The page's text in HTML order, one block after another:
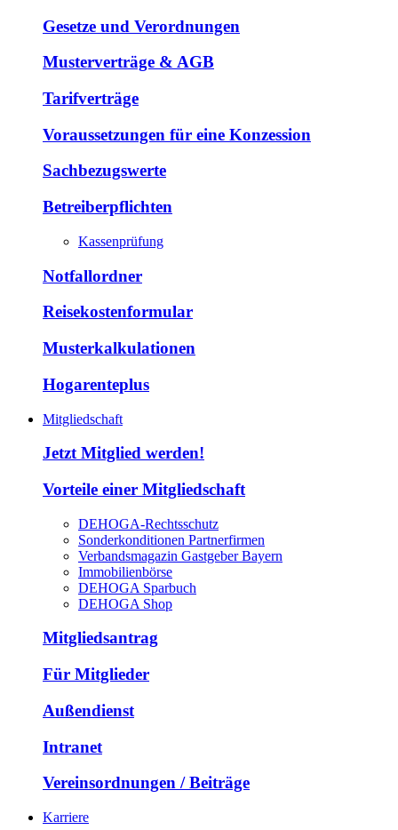
Gesetze und Verordnungen
Musterverträge & AGB
Tarifverträge
Voraussetzungen für eine Konzession
Sachbezugswerte
Betreiberpflichten
Kassenprüfung
Notfallordner
Reisekostenformular
Musterkalkulationen
Hogarenteplus
Mitgliedschaft
Jetzt Mitglied werden!
Vorteile einer Mitgliedschaft
DEHOGA-Rechtsschutz
Sonderkonditionen Partnerfirmen
Verbandsmagazin Gastgeber Bayern
Immobilienbörse
DEHOGA Sparbuch
DEHOGA Shop
Mitgliedsantrag
Für Mitglieder
Außendienst
Intranet
Vereinsordnungen / Beiträge
Karriere